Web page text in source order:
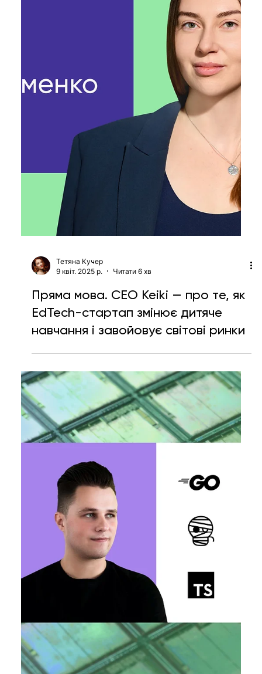
Таїсія Красноштан
23 трав. 2025 р.
Google I/O 2025: нові ШІ-
інструменти для розробників та
ключові технологічні оновлення
Тетяна Кучер
9 квіт. 2025 р.
Читати 6 хв
Пряма мова. СЕО Keiki — про те, як